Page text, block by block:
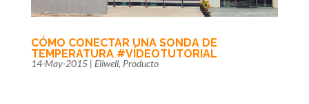
CÓMO CONECTAR UNA SONDA DE
TEMPERATURA #VÍDEOTUTORIAL
14-May-2015| Eliwell, Producto